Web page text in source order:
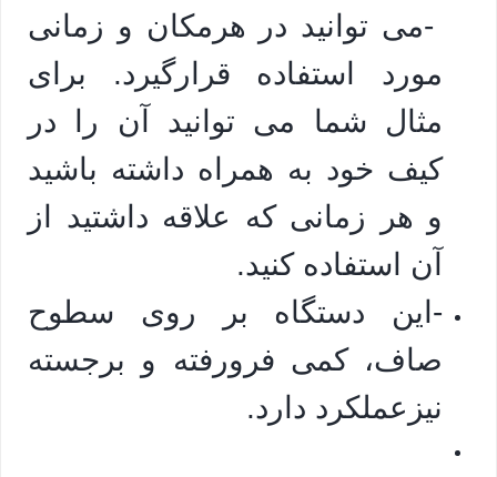
-می توانید در هرمکان و زمانی
مورد استفاده قرارگیرد. برای
مثال شما می توانید آن را در
کیف خود به همراه داشته باشید
و هر زمانی که علاقه داشتید از
آن استفاده کنید.
-این دستگاه بر روی سطوح
صاف، کمی فرورفته و برجسته
نیزعملکرد دارد.